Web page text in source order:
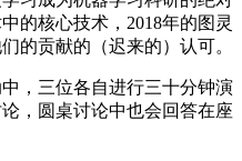
的核心技术，2018年的图灵
的贡献的（迟来的）认可。
三位各自进行三十分钟演
，圆桌讨论中也会回答在座